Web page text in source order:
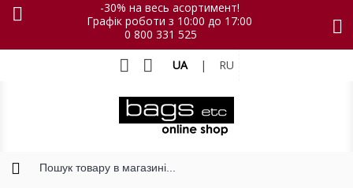
-30% на весь асортимент!
Графік роботи з 10:00 до 17:00
0 800 331 525
UA | RU